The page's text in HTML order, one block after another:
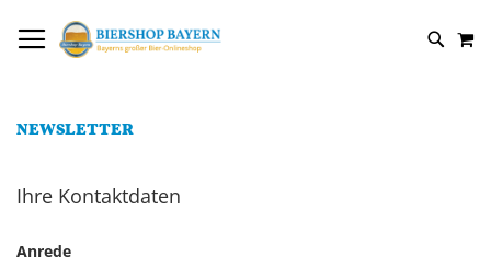
ZUM
INHALT
NEWSLETTER
Ihre Kontaktdaten
Anrede